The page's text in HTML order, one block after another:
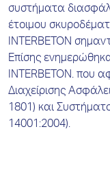
συστήματα
έτοιμου
ΙNTERBETON
Επίσης
INTERBETON. που
Διαχείρισης
1801) και
14001:2004).